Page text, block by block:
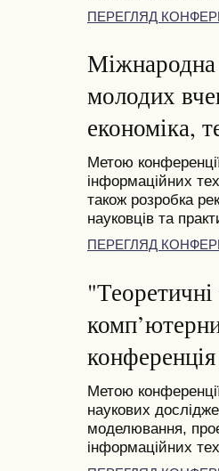
ПЕРЕГЛЯД
Міжнародна
молодих
економіка,
Метою
інформаційних
також розробка
науковців та
ПЕРЕГЛЯД
конференція
Метою
наукових
моделювання,
інформаційних